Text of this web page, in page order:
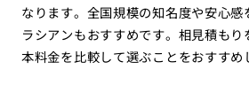
なります。全国規模の知名度や安心
ラシアンもおすすめです。相見積も
本料金を比較して選ぶことをおすすめ